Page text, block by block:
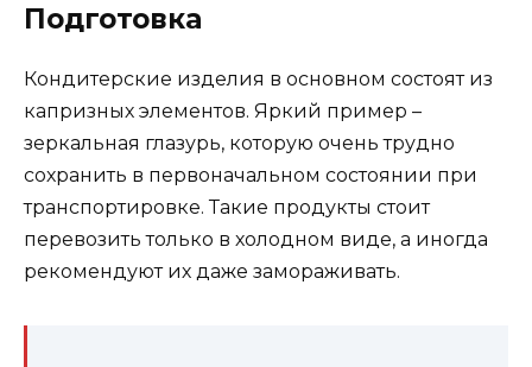
Подготовка
Кондитерские изделия в основном состоят из
капризных элементов. Яркий пример –
зеркальная глазурь, которую очень трудно
сохранить в первоначальном состоянии при
транспортировке. Такие продукты стоит
перевозить только в холодном виде, а иногда
рекомендуют их даже замораживать.